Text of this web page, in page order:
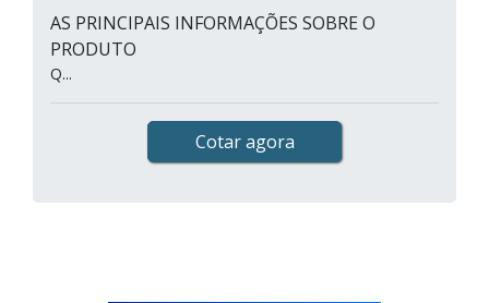
AS PRINCIPAIS INFORMAÇÕES SOBRE O
PRODUTO
Q...
Cotar agora